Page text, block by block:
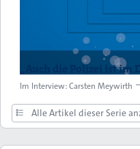
„Auch die Polizei ist im
Im Interview: Carsten Meywirth
Alle Artikel dieser Serie